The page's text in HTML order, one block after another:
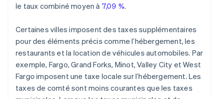
le taux combiné moyen à 7,09 %.
Certaines villes imposent des taxes supplémentaires
pour des éléments précis comme l’hébergement, les
restaurants et la location de véhicules automobiles. Par
exemple, Fargo, Grand Forks, Minot, Valley City et West
Fargo imposent une taxe locale sur l’hébergement. Les
taxes de comté sont moins courantes que les taxes